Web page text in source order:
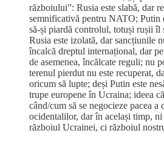
războiului”: Rusia este slabă, dar
semnificativă pentru NATO; Putin
să-și piardă controlul, totuși rușii îl
Rusia este izolată, dar sancțiunile
încalcă dreptul internațional, dar
de asemenea, încălcate reguli; nu
terenul pierdut nu este recuperat,
oricum să lupte; deși Putin este
trupe europene în Ucraina; ideea
când/cum să se negocieze pacea a
ocidentalilor, dar în același timp, ni
războiul Ucrainei, ci războiul